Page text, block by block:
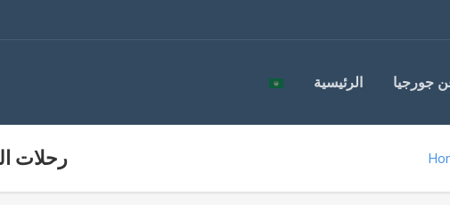
الرئيسية جورجيا
رحلات